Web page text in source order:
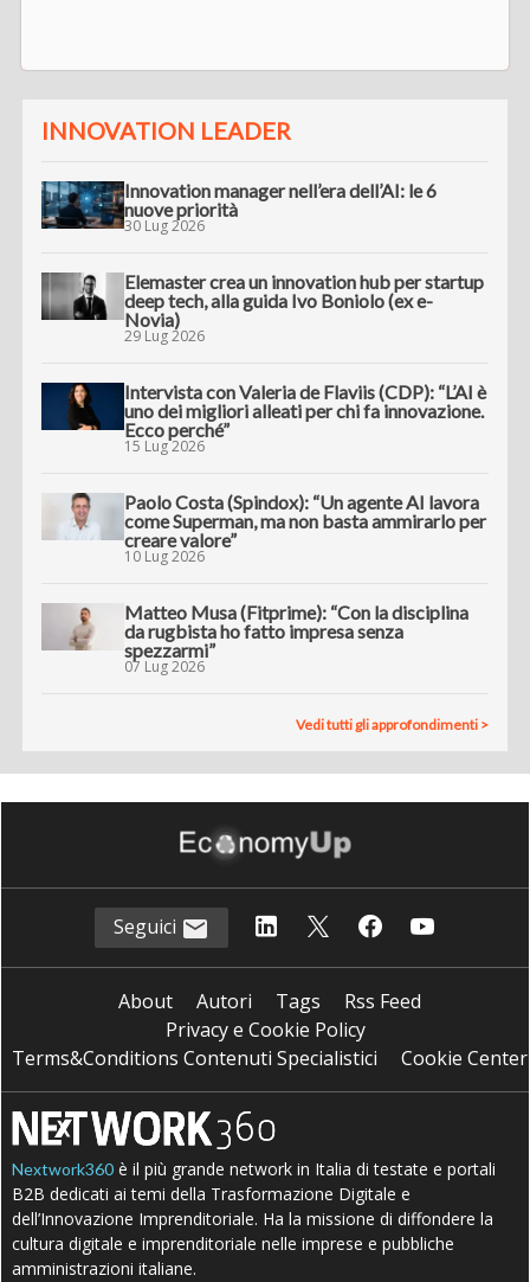
INNOVATION LEADER
Innovation manager nell’era dell’AI: le 6
nuove priorità
30 Lug 2026
Elemaster crea un innovation hub per startup
deep tech, alla guida Ivo Boniolo (ex e-
Novia)
29 Lug 2026
Intervista con Valeria de Flaviis (CDP): “L’AI è
uno dei migliori alleati per chi fa innovazione.
Ecco perché”
15 Lug 2026
Paolo Costa (Spindox): “Un agente AI lavora
come Superman, ma non basta ammirarlo per
creare valore”
10 Lug 2026
Matteo Musa (Fitprime): “Con la disciplina
da rugbista ho fatto impresa senza
spezzarmi”
07 Lug 2026
Vedi tutti gli approfondimenti >
Seguici
About Autori Tags
Rss Feed
Privacy e Cookie Policy
Terms&Conditions Contenuti Specialistici
Cookie Center
Nextwork360 è il più grande network in Italia di testate e portali
B2B dedicati ai temi della Trasformazione Digitale e
dell’Innovazione Imprenditoriale. Ha la missione di diffondere la
cultura digitale e imprenditoriale nelle imprese e pubbliche
amministrazioni italiane.